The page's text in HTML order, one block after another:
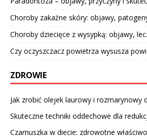
Choroby zakaźne skóry: objawy,
Choroby dziecięce z wysypką: objawy,
Czy oczyszczacz powietrza wysusza
ZDROWIE
Jak zrobić olejek laurowy i rozmarynowy
Skuteczne techniki oddechowe dla
Czarnuszka w diecie: zdrowotne